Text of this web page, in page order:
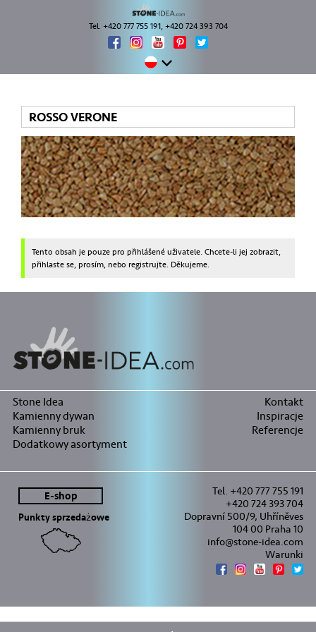
Tel. +420 777 755 191, +420 724 393 704
ROSSO VERONE
Tento obsah je pouze pro přihlášené uživatele. Chcete-li jej zobrazit,
přihlaste se, prosím, nebo registrujte. Děkujeme.
Stone Idea
Kamienny dywan
Kamienny bruk
Dodatkowy asortyment
Kontakt
Inspiracje
Referencje
E-shop
Punkty sprzedażowe
Tel. +420 777 755 191
+420 724 393 704
Dopravní 500/9, Uhříněves
104 00 Praha 10
info@stone-idea.com
Warunki